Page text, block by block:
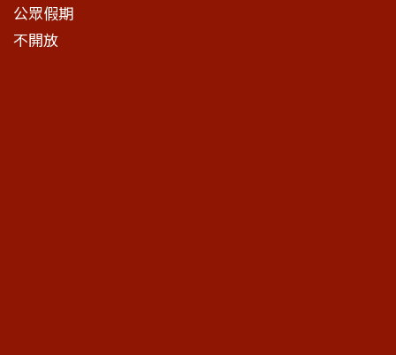
公眾假期
不開放